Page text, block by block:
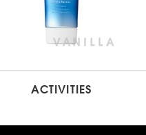
ACTIVITIES